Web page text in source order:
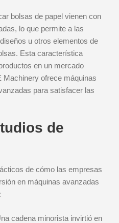
bolsas de papel vienen con
lo que permite a las
u otros elementos de
Esta característica
en un mercado
Machinery ofrece máquinas
para satisfacer las
de
de cómo las empresas
en máquinas avanzadas
cadena minorista invirtió en